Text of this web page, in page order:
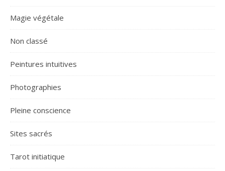
Magie végétale
Non classé
Peintures intuitives
Photographies
Pleine conscience
Sites sacrés
Tarot initiatique